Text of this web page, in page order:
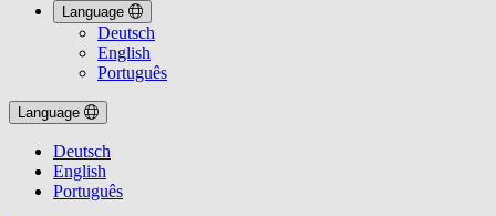
Language
Deutsch
English
Português
Language
Deutsch
English
Português